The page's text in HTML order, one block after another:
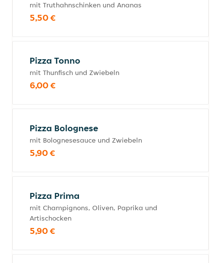
mit Truthahnschinken und Ananas
5,50 €
Pizza Tonno
mit Thunfisch und Zwiebeln
6,00 €
Pizza Bolognese
mit Bolognesesauce und Zwiebeln
5,90 €
Pizza Prima
mit Champignons, Oliven, Paprika und
Artischocken
5,90 €